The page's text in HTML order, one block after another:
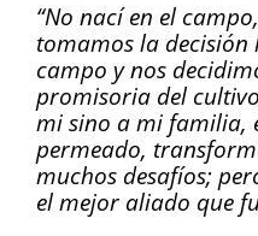
“No nací en el
tomamos la decisión
campo y nos
promisoria del
mi sino a mi familia,
permeado,
muchos desafíos;
el mejor aliado que